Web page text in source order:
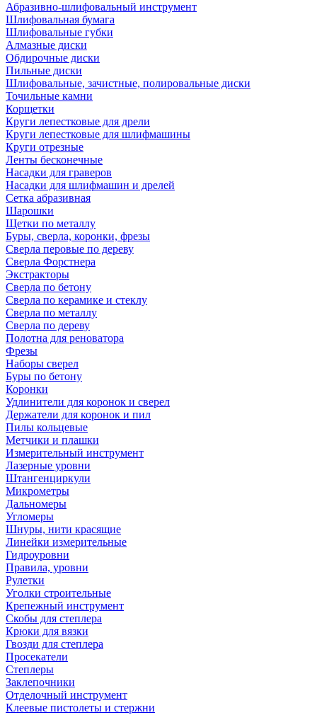
Абразивно-шлифовальный инструмент
Шлифовальная бумага
Шлифовальные губки
Алмазные диски
Обдирочные диски
Пильные диски
Шлифовальные, зачистные, полировальные диски
Точильные камни
Корщетки
Круги лепестковые для дрели
Круги лепестковые для шлифмашины
Круги отрезные
Ленты бесконечные
Насадки для граверов
Насадки для шлифмашин и дрелей
Сетка абразивная
Шарошки
Щетки по металлу
Буры, сверла, коронки, фрезы
Сверла перовые по дереву
Сверла Форстнера
Экстракторы
Сверла по бетону
Сверла по керамике и стеклу
Сверла по металлу
Сверла по дереву
Полотна для реноватора
Фрезы
Наборы сверел
Буры по бетону
Коронки
Удлинители для коронок и сверел
Держатели для коронок и пил
Пилы кольцевые
Метчики и плашки
Измерительный инструмент
Лазерные уровни
Штангенциркули
Микрометры
Дальномеры
Угломеры
Шнуры, нити красящие
Линейки измерительные
Гидроуровни
Правила, уровни
Рулетки
Уголки строительные
Крепежный инструмент
Скобы для степлера
Крюки для вязки
Гвозди для степлера
Просекатели
Степлеры
Заклепочники
Отделочный инструмент
Клеевые пистолеты и стержни